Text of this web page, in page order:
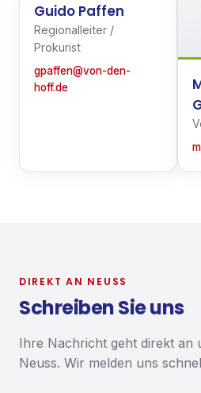
Guido Paffen
Regionalleiter /
Prokurist
gpaffen@von-den-
hoff.de
DIREKT AN NEUSS
Schreiben Sie uns
Ihre Nachricht geht direkt an
Neuss. Wir melden uns